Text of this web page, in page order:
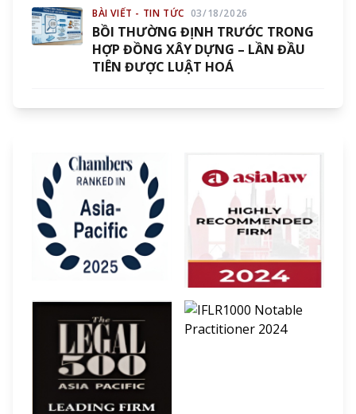
BÀI VIẾT - TIN TỨC 03/18/2026
BỒI THƯỜNG ĐỊNH TRƯỚC TRONG
HỢP ĐỒNG XÂY DỰNG – LẦN ĐẦU
TIÊN ĐƯỢC LUẬT HOÁ